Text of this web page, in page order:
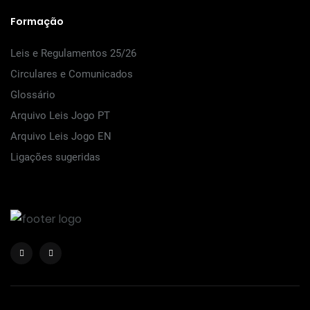
Formação
Leis e Regulamentos 25/26
Circulares e Comunicados
Glossário
Arquivo Leis Jogo PT
Arquivo Leis Jogo EN
Ligações sugeridas